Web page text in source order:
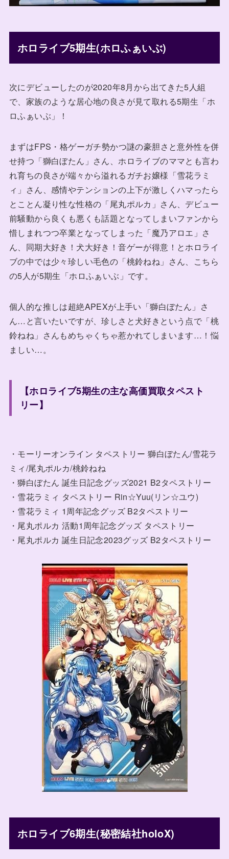
ホロライブ5期生(ホロふぁいぶ)
次にデビューしたのが2020年8月から出てきた5人組
で、家族のような居心地の良さが見て取れる5期生「ホ
ロふぁいぶ」！
まずはFPS・格ゲーガチ勢かつ謎の豪胆さと意外性を併
せ持つ「獅白ぼたん」さん、ホロライブのママとも言わ
れ育ちの良さが端々から溢れるガチお嬢様「雪花ラミ
ィ」さん、感情やテンションの上下が激しくハマったら
とことん凝り性な性格の「尾丸ポルカ」さん、デビュー
前騒動から良くも悪くも話題となってしまいファンから
惜しまれつつ卒業となってしまった「魔乃アロエ」さ
ん、同期大好き！犬大好き！音ゲーが得意！とホロライ
ブの中では少々珍しい毛色の「桃鈴ねね」さん、こちら
の5人が5期生「ホロふぁいぶ」です。
個人的な推しは超絶APEXが上手い「獅白ぼたん」さ
ん…と言いたいですが、珍しさと犬好きという点で「桃
鈴ねね」さんもめちゃくちゃ惹かれてしまいます…！悩
ましい…。
【ホロライブ5期生の主な高価買取タペスト
リー】
・モーリーオンライン タペストリー 獅白ぼたん/雪花ラ
ミィ/尾丸ポルカ/桃鈴ねね
・獅白ぼたん 誕生日記念グッズ2021 B2タペストリー
・雪花ラミィ タペストリー Rin☆Yuu(リン☆ユウ)
・雪花ラミィ 1周年記念グッズ B2タペストリー
・尾丸ポルカ 活動1周年記念グッズ タペストリー
・尾丸ポルカ 誕生日記念2023グッズ B2タペストリー
ホロライブ6期生(秘密結社holoX)